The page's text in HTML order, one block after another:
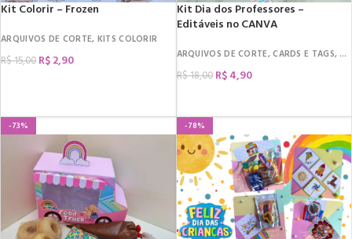
Kit Colorir – Frozen
ARQUIVOS DE CORTE, KITS COLORIR
R$15,00 R$2,90
Kit Dia dos Professores –
Editáveis no CANVA
ARQUIVOS DE CORTE,CARDS E TAGS,
R$18,00 R$4,90
-73% -78%